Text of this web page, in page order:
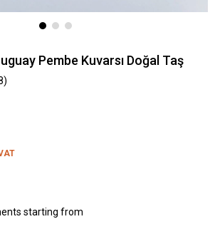
Pembe Kuvarsı Doğal Taş
starting from